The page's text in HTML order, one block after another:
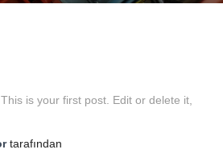
is your first post. Edit or delete it,
tarafından